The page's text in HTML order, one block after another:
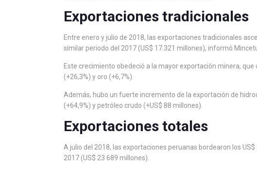
Exportaciones tradicionales
Entre enero y julio de 2018, las exportaciones tradicionales
similar periodo del 2017 (US$ 17.321 millones), informó
Este crecimiento obedeció a la mayor exportación minera,
(+26,3%) y oro (+6,7%).
Además, hubo un fuerte incremento de la exportación de
(+64,9%) y petróleo crudo (+US$ 88 millones).
Exportaciones totales
A julio del 2018, las exportaciones peruanas bordearon los
2017 (US$ 23 689 millones).